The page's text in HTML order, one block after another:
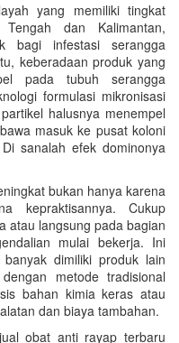
yang memiliki tingkat
dan Kalimantan,
bagi infestasi serangga
keberadaan produk yang
pada tubuh serangga
formulasi mikronisasi
halusnya menempel
masuk ke pusat koloni
sanalah efek dominonya
bukan hanya karena
kepraktisannya. Cukup
atau langsung pada bagian
mulai bekerja. Ini
dimiliki produk lain
metode tradisional
bahan kimia keras atau
dan biaya tambahan.
obat anti rayap terbaru